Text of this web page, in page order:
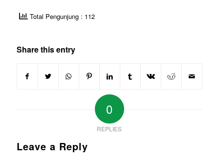
Total Pengunjung : 112
Share this entry
0
REPLIES
Leave a Reply